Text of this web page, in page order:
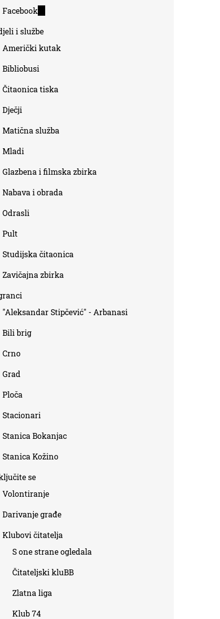
external)
Facebook
external)
i službe
Američki kutak
Bibliobusi
Čitaonica tiska
Dječji
Matična služba
Mladi
Glazbena i filmska zbirka
Nabava i obrada
Odrasli
Pult
Studijska čitaonica
Zavičajna zbirka
"Aleksandar Stipčević" - Arbanasi
Bili brig
Crno
Grad
Ploča
Stacionari
Stanica Bokanjac
Stanica Kožino
se
Volontiranje
Darivanje građe
Klubovi čitatelja
S one strane ogledala
Čitateljski kluBB
Zlatna liga
Klub 74